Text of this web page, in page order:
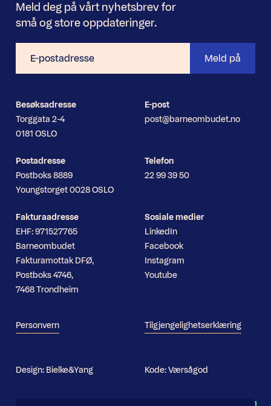
Meld deg på vårt nyhetsbrev for
små og store oppdateringer.
postadresse
Meld på
Besøksadresse
Torggata 2-4
0181 OSLO
Postadresse
Postboks 8889
Youngstorget 0028 OSLO
Fakturaadresse
EHF: 971527765
Barneombudet
Fakturamottak DFØ,
Postboks 4746,
7468 Trondheim
Personvern
E-post
post@barneombudet.no
Telefon
22 99 39 50
Sosiale medier
LinkedIn
Facebook
Instagram
Youtube
Tilgjengelighetserklæring
Design: Bielke&Yang Kode:Værsågod